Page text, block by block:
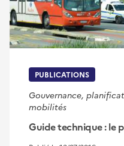
PUBLICATIONS
Gouvernance,
mobilités
Guide technique : le